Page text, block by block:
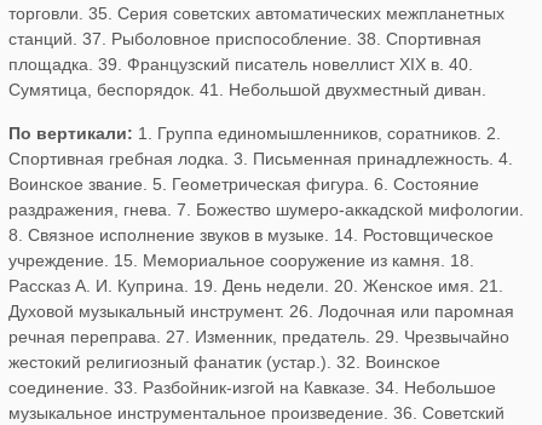
торговли. 35. Серия советских автоматических межпланетных
станций. 37. Рыболовное приспособление. 38. Спортивная
площадка. 39. Французский писатель новеллист XIX в. 40.
Сумятица, беспорядок. 41. Небольшой двухместный диван.
По вертикали: 1. Группа единомышленников, соратников. 2.
Спортивная гребная лодка. 3. Письменная принадлежность. 4.
Воинское звание. 5. Геометрическая фигура. 6. Состояние
раздражения, гнева. 7. Божество шумеро-аккадской мифологии.
8. Связное исполнение звуков в музыке. 14. Ростовщическое
учреждение. 15. Мемориальное сооружение из камня. 18.
Рассказ А. И. Куприна. 19. День недели. 20. Женское имя. 21.
Духовой музыкальный инструмент. 26. Лодочная или паромная
речная переправа. 27. Изменник, предатель. 29. Чрезвычайно
жестокий религиозный фанатик (устар.). 32. Воинское
соединение. 33. Разбойник-изгой на Кавказе. 34. Небольшое
музыкальное инструментальное произведение. 36. Советский